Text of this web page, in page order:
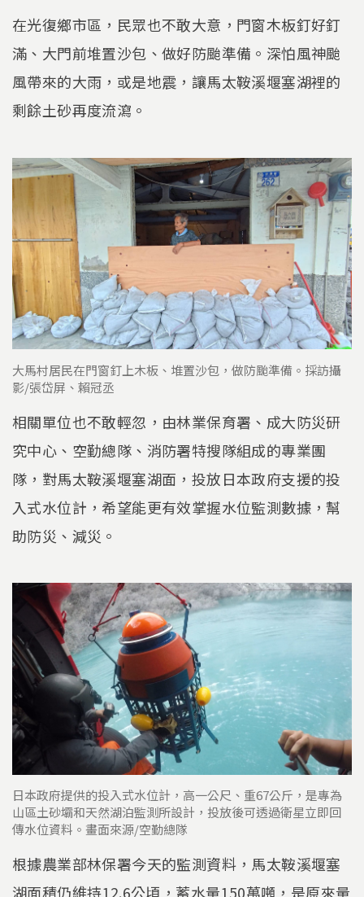
在光復鄉市區，民眾也不敢大意，門窗木板釘好釘
滿、大門前堆置沙包、做好防颱準備。深怕風神颱
風帶來的大雨，或是地震，讓馬太鞍溪堰塞湖裡的
剩餘土砂再度流瀉。
大馬村居民在門窗釘上木板、堆置沙包，做防颱準備。採訪攝
影/張岱屏、賴冠丞
相關單位也不敢輕忽，由林業保育署、成大防災研
究中心、空勤總隊、消防署特搜隊組成的專業團
隊，對馬太鞍溪堰塞湖面，投放日本政府支援的投
入式水位計，希望能更有效掌握水位監測數據，幫
助防災、減災。
日本政府提供的投入式水位計，高一公尺、重67公斤，是專為
山區土砂壩和天然湖泊監測所設計，投放後可透過衛星立即回
傳水位資料。畫面來源/空勤總隊
根據農業部林保署今天的監測資料，馬太鞍溪堰塞
湖面積仍維持12.6公頃，蓄水量150萬噸，是原來量